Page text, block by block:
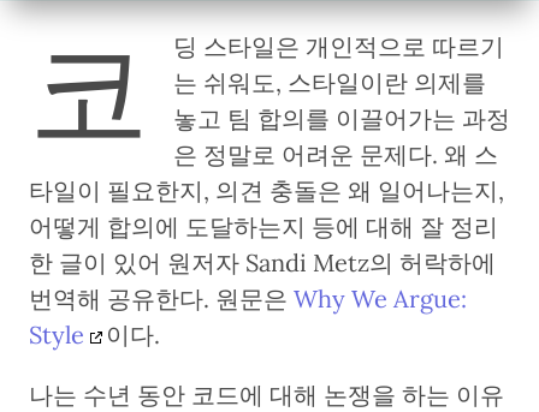
코
딩 스타일은 개인적으로 따르기
는 쉬워도, 스타일이란 의제를
놓고 팀 합의를 이끌어가는 과정
은 정말로 어려운 문제다. 왜 스
타일이 필요한지, 의견 충돌은 왜 일어나는지,
어떻게 합의에 도달하는지 등에 대해 잘 정리
한 글이 있어 원저자 Sandi Metz의 허락하에
번역해 공유한다. 원문은 Why We Argue:
Style
이다.
나는 수년 동안 코드에 대해 논쟁을 하는 이유